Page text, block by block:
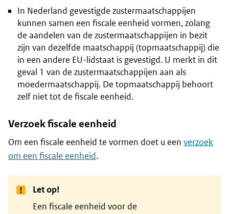
In Nederland gevestigde zustermaatschappijen
kunnen samen een fiscale eenheid vormen, zolang
de aandelen van de zustermaatschappijen in bezit
zijn van dezelfde maatschappij (topmaatschappij) die
in een andere EU-lidstaat is gevestigd. U merkt in dit
geval 1 van de zustermaatschappijen aan als
moedermaatschappij. De topmaatschappij behoort
zelf niet tot de fiscale eenheid.
Verzoek fiscale eenheid
Om een fiscale eenheid te vormen doet u een verzoek
om een fiscale eenheid.
Let op!
Een fiscale eenheid voor de